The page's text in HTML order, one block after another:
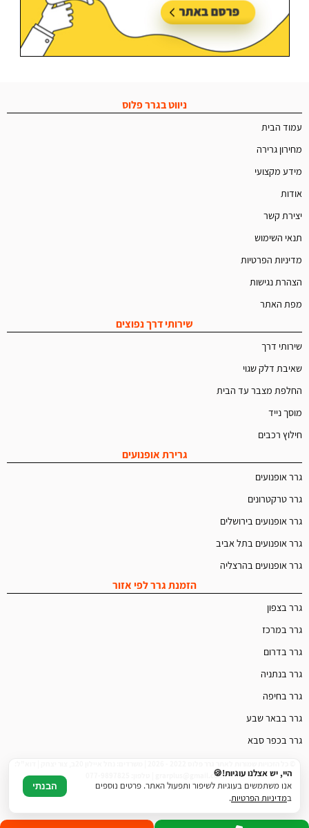
ניווט בגרר פלוס
עמוד הבית
מחירון גרירה
מידע מקצועי
אודות
יצירת קשר
תנאי השימוש
מדיניות הפרטיות
הצהרת נגישות
מפת האתר
שירותי דרך נפוצים
שירותי דרך
שאיבת דלק שגוי
החלפת מצבר עד הבית
מוסך נייד
חילוץ רכבים
גרירת אופנועים
גרר אופנועים
גרר טרקטרונים
גרר אופנועים בירושלים
גרר אופנועים בתל אביב
גרר אופנועים בהרצליה
הזמנת גרר לפי אזור
גרר בצפון
גרר במרכז
גרר בדרום
גרר בנתניה
גרר בחיפה
גרר בבאר שבע
גרר בכפר סבא
grarplus@gmail.com | טלפון: 077-9897825היי, יש אצלנו עוגיות!🍪
אנו משתמשים בעוגיות לשיפור ותפעול האתר. פרטים נוספים
במדיניות הפרטיות.
הבנתי